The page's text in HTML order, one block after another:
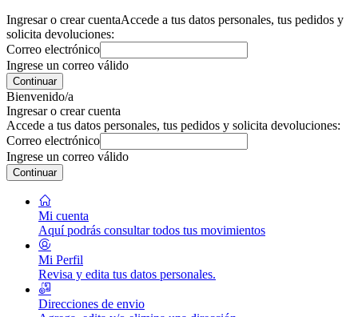
Ingresar o crear cuentaAccede a tus datos personales, tus pedidos y
solicita devoluciones:
Correo electrónico
Ingrese un correo válido
Continuar
Bienvenido/a
Ingresar o crear cuenta
Accede a tus datos personales, tus pedidos y solicita devoluciones:
Correo electrónico
Ingrese un correo válido
Continuar
Mi cuenta
Aquí podrás consultar todos tus movimientos
Mi Perfil
Revisa y edita tus datos personales.
Direcciones de envio